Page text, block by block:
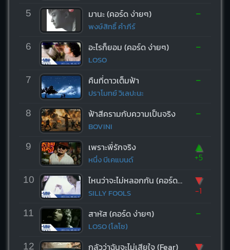
5 มานะ (คอร์ด ง่ายๆ)
พงษ์สิทธิ์ คำภีร์
-
6 อะไรก็ยอม (คอร์ด ง่ายๆ)
LOSO
-
7 คืนที่ดาวเต็มฟ้า
ปราโมทย์ วิเลปะนะ
-
8 ฟ้าสีครามกับความเป็นจริง
BOVINI
-
9 เพราะพี่รักจริง
หนึ่ง บีเคแบนด์
▲
+5
10 ไหนว่าจะไม่หลอกกัน (คอร์ด ง่ายๆ)
SILLY FOOLS
▼
-1
11 สาหัส (คอร์ด ง่ายๆ)
LOSO (โลโซ)
-
12 กลัวว่าฉันจะไม่เสียใจ (Fear)